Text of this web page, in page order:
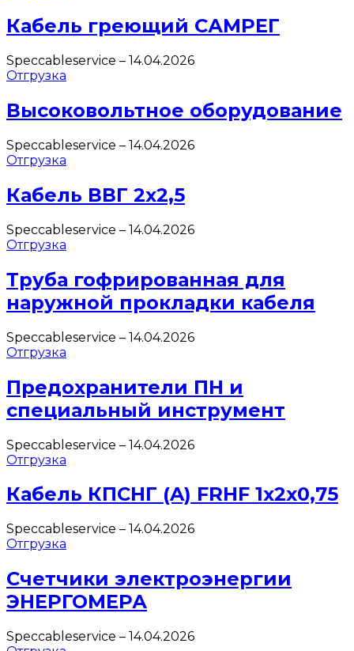
Кабель греющий САМРЕГ
Speccableservice – 14.04.2026
Отгрузка
Высоковольтное оборудование
Speccableservice – 14.04.2026
Отгрузка
Кабель ВВГ 2х2,5
Speccableservice – 14.04.2026
Отгрузка
Труба гофрированная для
наружной прокладки кабеля
Speccableservice – 14.04.2026
Отгрузка
Предохранители ПН и
специальный инструмент
Speccableservice – 14.04.2026
Отгрузка
Кабель КПСНГ (A) FRHF 1х2х0,75
Speccableservice – 14.04.2026
Отгрузка
Счетчики электроэнергии
ЭНЕРГОМЕРА
Speccableservice – 14.04.2026